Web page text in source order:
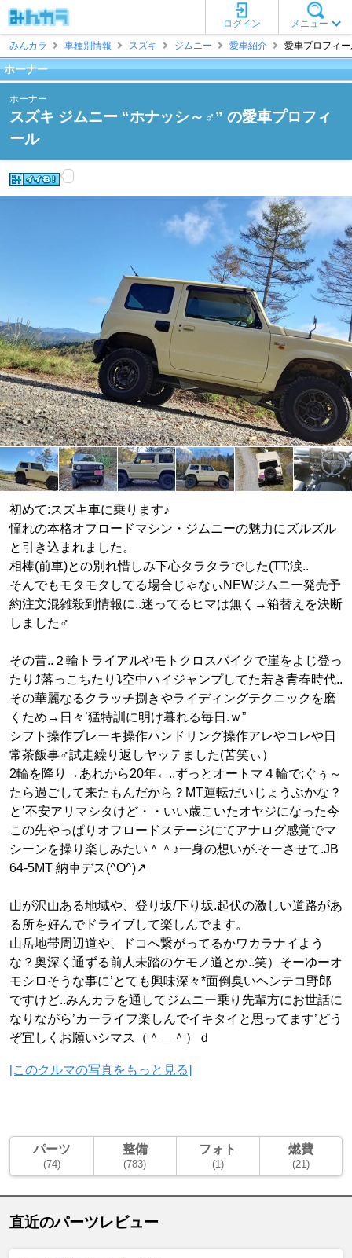
メニュー
ログイン
みんカラ
車種別情報 スズキ ジムニー 愛車紹介 愛車プロフィ
ホーナー
ホーナー
スズキ ジムニー “ホナッシ～♂” の愛車プロフィ
ール
初めて:スズキ車に乗ります♪
憧れの本格オフロードマシン・ジムニーの魅力にズルズル
と引き込まれました。
相棒(前車)との別れ惜しみ下心タラタラでした(TT;涙..
そんでもモタモタしてる場合じゃなぃNEWジムニー発売予
約注文混雑殺到情報に..迷ってるヒマは無く→箱替えを決断
しました♂
その昔..２輪トライアルやモトクロスバイクで崖をよじ登っ
たり⤴落っこちたり⤵空中ハイジャンプしてた若き青春時代..
その華麗なるクラッチ捌きやライディングテクニックを磨
くため→日々’猛特訓に明け暮れる毎日.ｗ”
シフト操作ブレーキ操作ハンドリング操作アレやコレや日
常茶飯事♂試走繰り返しヤッテました(苦笑ぃ）
2輪を降り→あれから20年←..ずっとオートマ４輪で;ぐぅ～
たら過ごして来たもんだから？MT運転だいじょうぶかな？
と’不安アリマシタけど・・いい歳こいたオヤジになった今
この先やっぱりオフロードステージにてアナログ感覚でマ
シーンを操り楽しみたい＾＾♪一身の想いが.そーさせて.JB
64-5MT 納車デス(^O^)↗
山が沢山ある地域や、登り坂/下り坂.起伏の激しい道路があ
る所を好んでドライブして楽しんでます。
山岳地帯周辺道や、ドコへ繋がってるかワカラナイよう
な？奥深く通ずる前人未踏のケモノ道とか..笑）そーゆーオ
モシロそうな事に’とても興味深々*面倒臭いヘンテコ野郎
ですけど..みんカラを通してジムニー乗り先輩方にお世話に
なりながら’カーライフ楽しんでイキタイと思ってます’どう
ぞ宜しくお願いシマス（＾＿＾）ｄ
[このクルマの写真をもっと見る]
パーツ
(74)
整備
(783)
フォト
(1)
燃費
(21)
直近のパーツレビュー